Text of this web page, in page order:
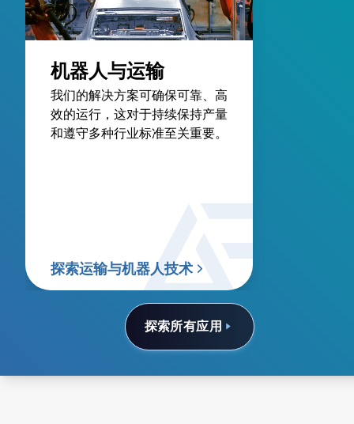
探索所有应用
机器人与运输
我们的解决方案可确保可靠、高
效的运行，这对于持续保持产量
和遵守多种行业标准至关重要。
探索运输与机器人技术